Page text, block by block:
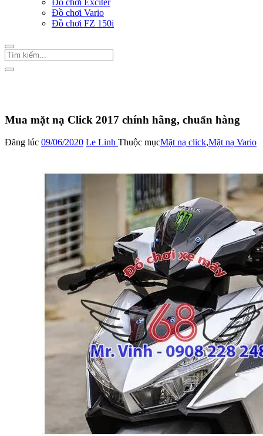
Đồ chơi Exciter
Đồ chơi Vario
Đồ chơi FZ 150i
Mua mặt nạ Click 2017 chính hãng, chuẩn hàng
Đăng lúc 09/06/2020 Le Linh Thuộc mụcMặt nạ click,Mặt nạ Vario